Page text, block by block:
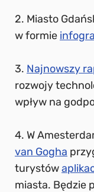
2. Miasto
w formie
3. Najnowszy
rozwojy
wpływ na
4. W
van Gogha
turystów
miasta. Będzie